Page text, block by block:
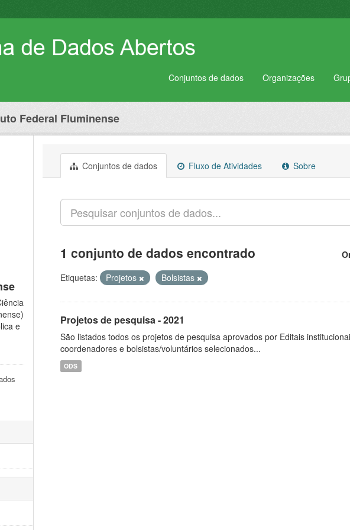
Conjuntos de dados Organizações
Federal Fluminense
e
Conjuntos de dados Fluxo de Atividades Sobre
1 conjunto de dados encontrado
Etiquetas: Projetos Bolsistas
Projetos de pesquisa - 2021
São listados todos os projetos de pesquisa aprovados por Editais
coordenadores e bolsistas/voluntários selecionados...
ODS